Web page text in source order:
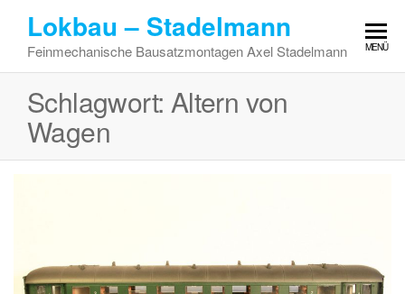
springen
Lokbau – Stadelmann
Feinmechanische Bausatzmontagen Axel Stadelmann MENÜ
Schlagwort: Altern von
Wagen